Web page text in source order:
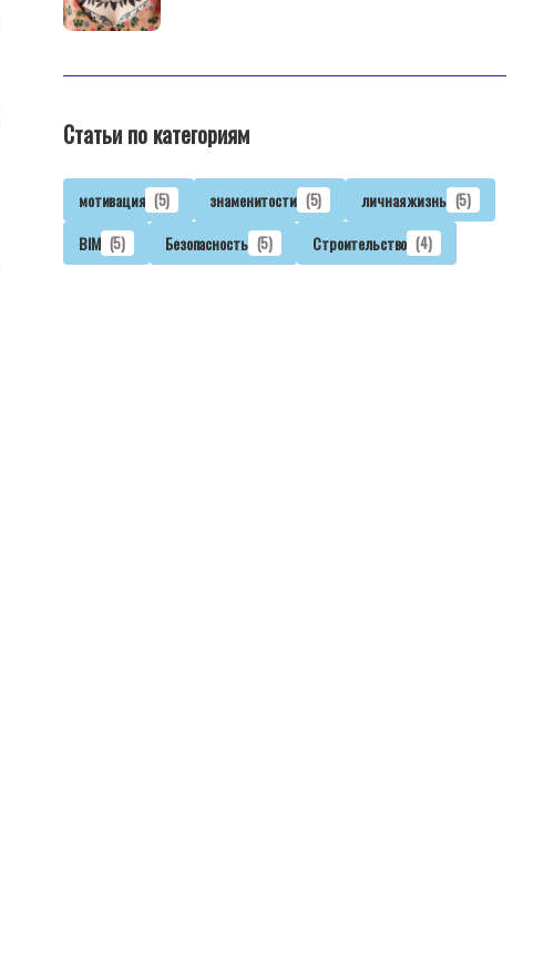
Статьи по категориям
мотивация (5) знаменитости (5) личная жизнь (5)
BIM (5) Безопасность (5) Строительство (4)